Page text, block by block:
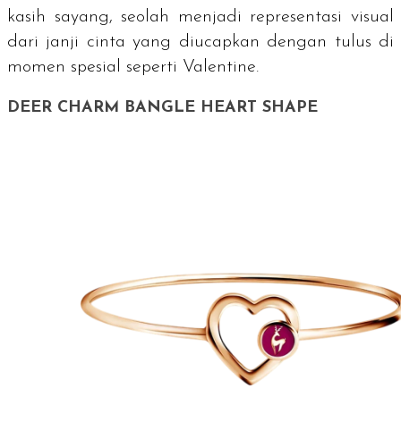
kasih sayang, seolah menjadi representasi visual
dari janji cinta yang diucapkan dengan tulus di
momen spesial seperti Valentine.
DEER CHARM BANGLE HEART SHAPE